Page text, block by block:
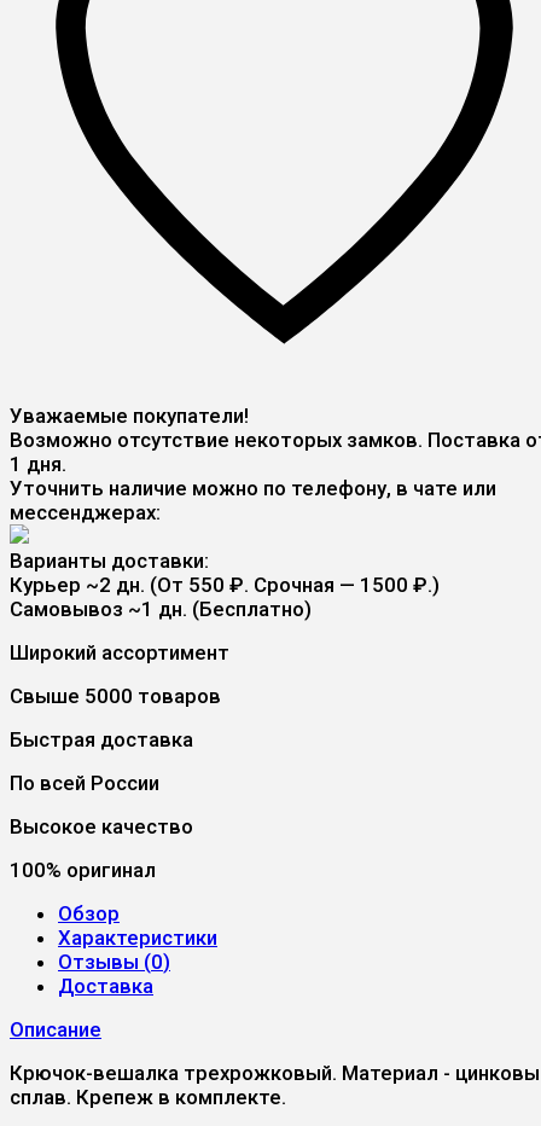
Уважаемые покупатели!
Возможно отсутствие некоторых замков. Поставка
1 дня.
Уточнить наличие можно по телефону, в чате или
мессенджерах:
Варианты доставки:
Курьер ~2 дн. (От 550 ₽. Срочная — 1500 ₽.)
Самовывоз ~1 дн. (Бесплатно)
Широкий ассортимент
Свыше 5000 товаров
Быстрая доставка
По всей России
Высокое качество
100% оригинал
Обзор
Характеристики
Отзывы (0)
Доставка
Описание
Крючок-вешалка трехрожковый. Материал -
сплав. Крепеж в комплекте.